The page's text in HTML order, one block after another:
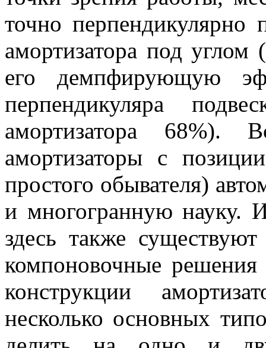
точно перпендикулярно
амортизатора под углом
его демпфирующую
перпендикуляра
амортизатора 68%).
амортизаторы с
простого обывателя)
и многогранную науку.
здесь также
компоновочные решения
конструкции
несколько основных